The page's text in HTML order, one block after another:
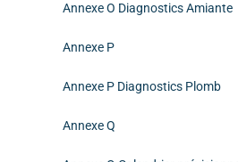
Annexe O Diagnostics Amiante
Annexe P
Annexe P Diagnostics Plomb
Annexe Q